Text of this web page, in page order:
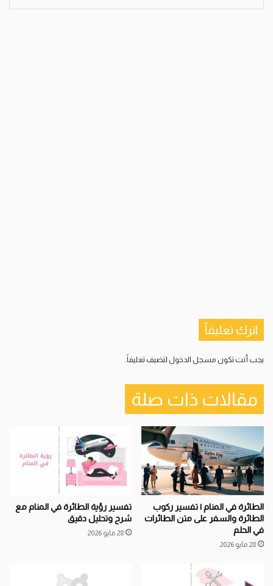
اترك تعليقاً
يجب أنت تكون مسجل الدخول لتضيف تعليقاً.
مقالات ذات صلة
الطائرة في المنام | تفسير ركوب
الطائرة والسفر على متن الطائرات
في الحلم
28 مايو 2026
تفسير رؤية الطائرة في المنام مع
شرح وتحليل دقيق
28 مايو 2026